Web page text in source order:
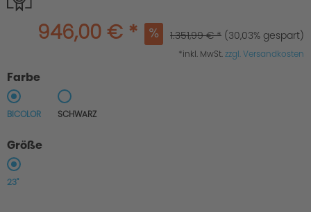
946,00 € * 1.351,99 € * (30,03% gespart)
*inkl. MwSt.zzgl. Versandkosten
Farbe
BICOLOR SCHWARZ
Größe
23"